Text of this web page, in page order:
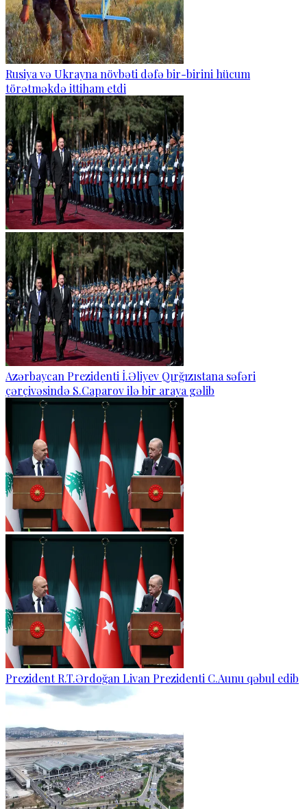
Rusiya və Ukrayna növbəti dəfə bir-birini hücum
törətməkdə ittiham etdi
Azərbaycan Prezidenti İ.Əliyev Qırğızıstana səfəri
çərçivəsində S.Caparov ilə bir araya gəlib
Prezident R.T.Ərdoğan Livan Prezidenti C.Aunu qəbul edib